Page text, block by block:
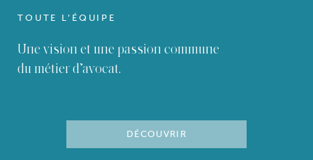
TOUTE L’ÉQUIPE
Une vision et une passion commune
du métier d’avocat.
DÉCOUVRIR